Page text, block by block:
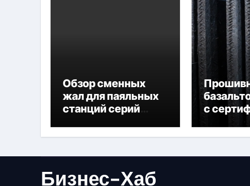
Обзор сменных
жал для паяльных
станций серий
с
Бизнес-Хаб